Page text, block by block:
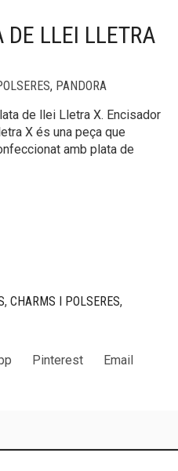
DE LLEI LLETRA
, PANDORA
de llei Lletra X. Encisador
X és una peça que
amb plata de
, CHARMS I POLSERES,
Pinterest Email